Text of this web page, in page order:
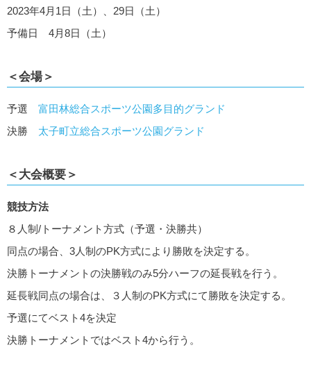
2023年4月1日（土）、29日（土）
予備日 4月8日（土）
＜会場＞
予選 富田林総合スポーツ公園多目的グランド
決勝 太子町立総合スポーツ公園グランド
＜大会概要＞
競技方法
８人制/トーナメント方式（予選・決勝共）
同点の場合、3人制のPK方式により勝敗を決定する。
決勝トーナメントの決勝戦のみ5分ハーフの延長戦を行う。
延長戦同点の場合は、３人制のPK方式にて勝敗を決定する。
予選にてベスト4を決定
決勝トーナメントではベスト4から行う。